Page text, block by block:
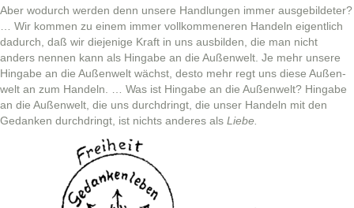
Aber wodurch wer­den denn unsere Hand­lun­gen immer aus­ge­bilde­ter?
… Wir kom­men zu einem immer vol­lkommeneren Han­deln eigentlich
dadurch, daß wir diejenige Kraft in uns aus­bilden, die man nicht
anders nen­nen kann als Hingabe an die Außen­welt. Je mehr unsere
Hingabe an die Außen­welt wächst, desto mehr regt uns diese Außen­
welt an zum Han­deln. … Was ist Hingabe an die Außen­welt? Hingabe
an die Außen­welt, die uns durch­dringt, die unser Han­deln mit den
Gedanken durch­dringt, ist nichts anderes als Liebe.